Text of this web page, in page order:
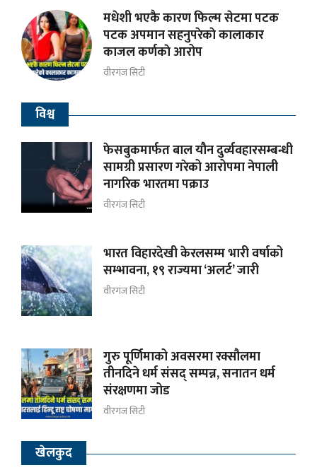
मधेशी भएकै कारण फिल्म सेटमा पटक
पटक अपमान सहनुपरेकाे कालाकार
काजल कर्णकाे आरोप
वीरगंज सिटी
विश्व
फेसबुकमार्फत बाल यौन दुर्व्यवहारसम्बन्धी
सामग्री प्रसारण गरेको आरोपमा नेपाली
नागरिक भारतमा पक्राउ
वीरगंज सिटी
भारत विहारदेखी केरलसम्म भारी वर्षाको
सम्भावना, १९ राज्यमा ‘अलर्ट’ जारी
वीरगंज सिटी
गुरु पूर्णिमाको अवसरमा रक्सौलमा
तीनदिने धर्म संसद् सम्पन्न, सनातन धर्म
संरक्षणमा जोड
वीरगंज सिटी
खेलकुद